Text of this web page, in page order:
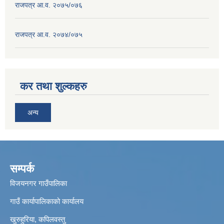
राजपत्र आ.व. २०७५/०७६
राजपत्र आ.व. २०७४/०७५
कर तथा शुल्कहरु
अन्य
सम्पर्क
विजयनगर गाउँपालिका
गाउँ कार्यापालिकाको कार्यालय
खुरुहुरिया, कपिलवस्तु